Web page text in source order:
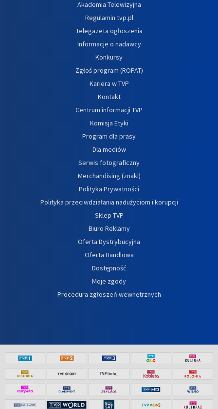
Akademia Telewizyjna
Regulamin tvp.pl
Telegazeta ogłoszenia
Informacje o nadawcy
Konkursy
Zgłoś program (ROPAT)
Kariera w TVP
Kontakt
Centrum informacji TVP
Komisja Etyki
Program dla prasy
Dla mediów
Serwis fotograficzny
Merchandising (znaki)
Polityka Prywatności
Polityka przeciwdziałania nadużyciom i korupcji
Sklep TVP
Biuro Reklamy
Oferta Dystrybucyjna
Oferta Handlowa
Dostępność
Moje zgody
Procedura zgłoszeń wewnętrznych